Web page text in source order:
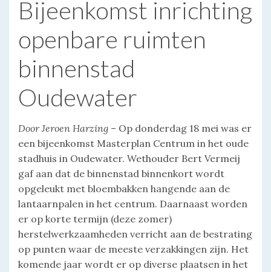
Bijeenkomst inrichting
openbare ruimten
binnenstad
Oudewater
Door Jeroen Harzing – Op donderdag 18 mei was er
een bijeenkomst Masterplan Centrum in het oude
stadhuis in Oudewater. Wethouder Bert Vermeij
gaf aan dat de binnenstad binnenkort wordt
opgeleukt met bloembakken hangende aan de
lantaarnpalen in het centrum. Daarnaast worden
er op korte termijn (deze zomer)
herstelwerkzaamheden verricht aan de bestrating
op punten waar de meeste verzakkingen zijn. Het
komende jaar wordt er op diverse plaatsen in het